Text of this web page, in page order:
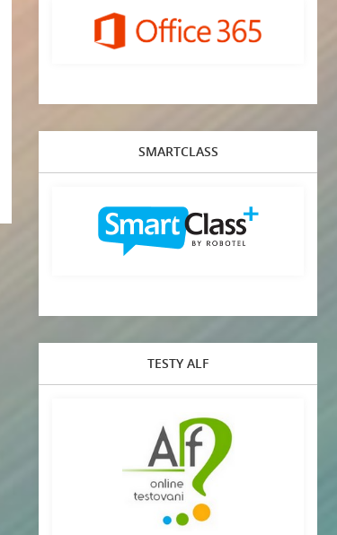
SMARTCLASS
TESTY ALF